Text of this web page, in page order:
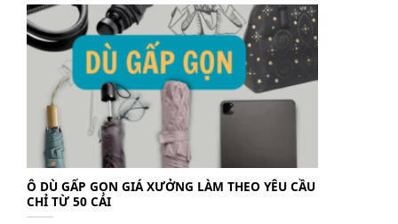
Ô DÙ GẤP GỌN GIÁ XƯỞNG LÀM THEO YÊU CẦU
CHỈ TỪ 50 CÁI